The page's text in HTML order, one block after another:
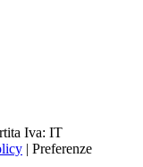
Iva: IT
| Preferenze